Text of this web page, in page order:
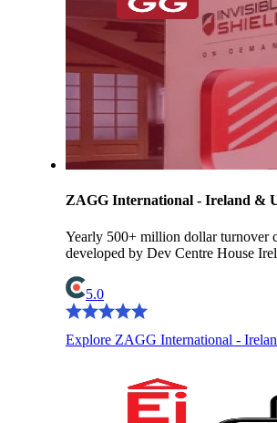
ZAGG International - Ireland &
Yearly 500+ million dollar turnover
developed by Dev Centre House
5.0
Explore ZAGG International -